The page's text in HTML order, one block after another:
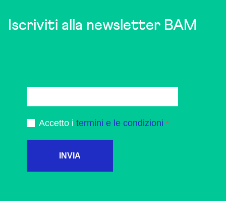
Iscriviti alla newsletter BAM
Accetto i termini e le condizioni
INVIA